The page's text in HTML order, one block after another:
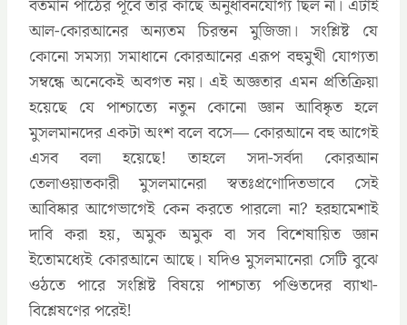
বর্তমান পাঠের পূর্বে তার কাছে অনুধাবনযোগ্য ছিল না। এটাই
আল-কোরআনের অন্যতম চিরন্তন মুজিজা। সংশ্লিষ্ট যে
কোনো সমস্যা সমাধানে কোরআনের এরূপ বহুমুখী যোগ্যতা
সম্বন্ধে অনেকেই অবগত নয়। এই অজ্ঞতার এমন প্রতিক্রিয়া
হয়েছে যে পাশ্চাত্যে নতুন কোনো জ্ঞান আবিষ্কৃত হলে
মুসলমানদের একটা অংশ বলে বসে— কোরআনে বহু আগেই
এসব বলা হয়েছে! তাহলে সদা-সর্বদা কোরআন
তেলাওয়াতকারী মুসলমানেরা স্বতঃপ্রণোদিতভাবে সেই
আবিষ্কার আগেভাগেই কেন করতে পারলো না? হরহামেশাই
দাবি করা হয়, অমুক অমুক বা সব বিশেষায়িত জ্ঞান
ইতোমধ্যেই কোরআনে আছে। যদিও মুসলমানেরা সেটি বুঝে
ওঠতে পারে সংশ্লিষ্ট বিষয়ে পাশ্চাত্য পণ্ডিতদের ব্যাখা-
বিশ্লেষণের পরেই!